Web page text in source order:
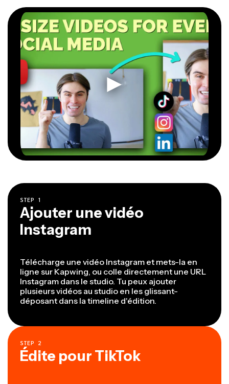
STEP 1
Ajouter une vidéo
Instagram
Télécharge une vidéo Instagram et mets-la en
ligne sur Kapwing, ou colle directement une URL
Instagram dans le studio. Tu peux ajouter
plusieurs vidéos au studio en les glissant-
déposant dans la timeline d'édition.
STEP 2
Édite pour TikTok